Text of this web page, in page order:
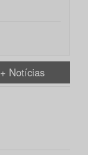
+ Notícias